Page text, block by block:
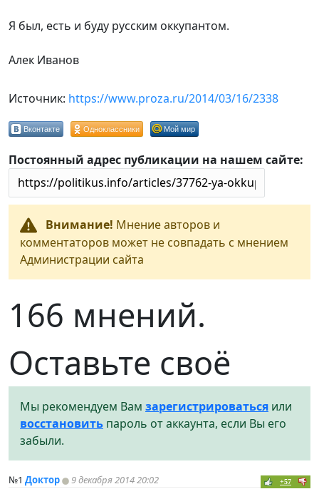
Я был, есть и буду русским оккупантом.
Алек Иванов
Источник: https://www.proza.ru/2014/03/16/2338
Вконтакте Одноклассники Мой мир
Постоянный адрес публикации на нашем сайте:
Внимание! Мнение авторов и
комментаторов может не совпадать с мнением
Администрации сайта
166 мнений.
Оставьте своё
Мы рекомендуем Вам зарегистрироваться или
восстановить пароль от аккаунта, если Вы его
забыли.
№1 Доктор 9 декабря 2014 20:02 +57